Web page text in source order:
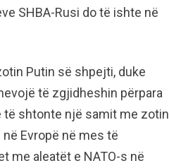
SHBA-Rusi do të ishte në
Putin së shpejti, duke
të zgjidheshin përpara
të shtonte një samit me zotin
Evropë në mes të
me aleatët e NATO-s në